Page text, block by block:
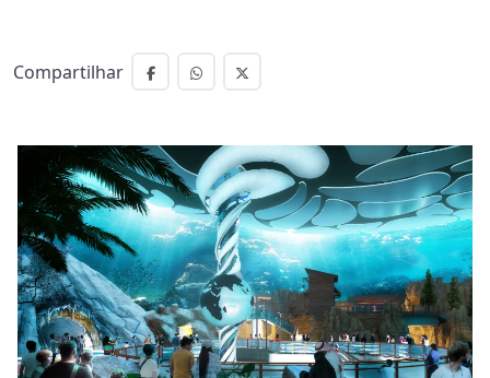
Compartilhar